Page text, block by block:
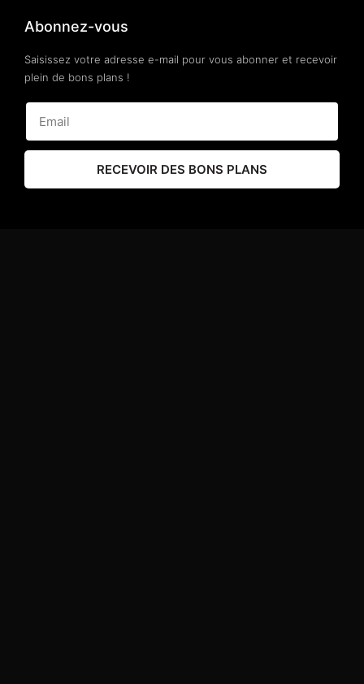
Abonnez-vous
Saisissez votre adresse e-mail pour vous abonner et recevoir
plein de bons plans !
RECEVOIR DES BONS PLANS